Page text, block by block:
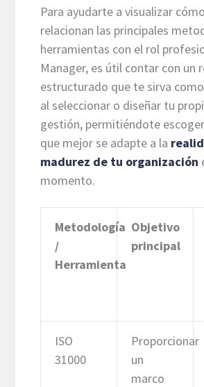
Para ayudarte a visualizar
relacionan las principales
herramientas con el rol
Manager, es útil contar con un
estructurado que te sirva
al seleccionar o diseñar tu
gestión, permitiéndote
que mejor se adapte a la
madurez de tu organización
momento.
Metodología
/
Herramienta
Objetivo
principal
ISO
31000
Proporcionar
un
marco